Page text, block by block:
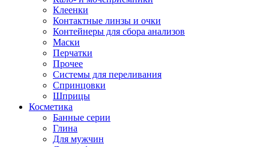
Клеенки
Контактные линзы и очки
Контейнеры для сбора анализов
Маски
Перчатки
Прочее
Системы для переливания
Спринцовки
Шприцы
Косметика
Банные серии
Глина
Для мужчин